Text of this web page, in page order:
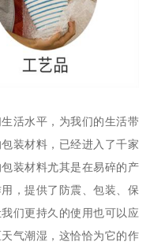
活水平，为我们的生活带
装材料，已经进入了千家
装材料尤其是在易碎的产
，提供了防震、包装、保
们更持久的使用也可以应
气潮湿，这恰恰为它的作